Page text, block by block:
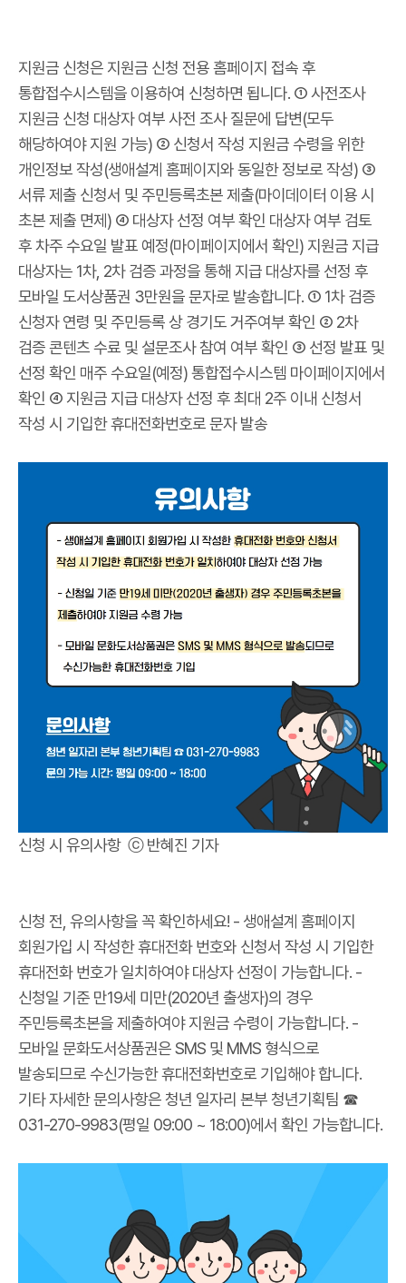
지원금 신청은 지원금 신청 전용 홈페이지 접속 후
통합접수시스템을 이용하여 신청하면 됩니다. ① 사전조사
지원금 신청 대상자 여부 사전 조사 질문에 답변(모두
해당하여야 지원 가능) ② 신청서 작성 지원금 수령을 위한
개인정보 작성(생애설계 홈페이지와 동일한 정보로 작성) ③
서류 제출 신청서 및 주민등록초본 제출(마이데이터 이용 시
초본 제출 면제) ④ 대상자 선정 여부 확인 대상자 여부 검토
후 차주 수요일 발표 예정(마이페이지에서 확인) 지원금 지급
대상자는 1차, 2차 검증 과정을 통해 지급 대상자를 선정 후
모바일 도서상품권 3만원을 문자로 발송합니다. ① 1차 검증
신청자 연령 및 주민등록 상 경기도 거주여부 확인 ② 2차
검증 콘텐츠 수료 및 설문조사 참여 여부 확인 ③ 선정 발표 및
선정 확인 매주 수요일(예정) 통합접수시스템 마이페이지에서
확인 ④ 지원금 지급 대상자 선정 후 최대 2주 이내 신청서
작성 시 기입한 휴대전화번호로 문자 발송
신청 시 유의사항 ⓒ 반혜진 기자
신청 전, 유의사항을 꼭 확인하세요! - 생애설계 홈페이지
회원가입 시 작성한 휴대전화 번호와 신청서 작성 시 기입한
휴대전화 번호가 일치하여야 대상자 선정이 가능합니다. -
신청일 기준 만19세 미만(2020년 출생자)의 경우
주민등록초본을 제출하여야 지원금 수령이 가능합니다. -
모바일 문화도서상품권은 SMS 및 MMS 형식으로
발송되므로 수신가능한 휴대전화번호로 기입해야 합니다.
기타 자세한 문의사항은 청년 일자리 본부 청년기획팀 ☎
031-270-9983(평일 09:00 ~ 18:00)에서 확인 가능합니다.